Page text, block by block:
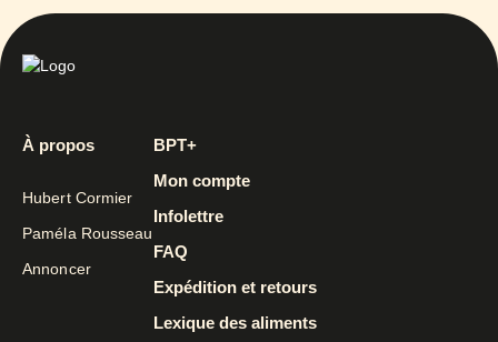
À propos
Hubert Cormier
Paméla Rousseau
Annoncer
BPT+
Mon compte
Infolettre
FAQ
Expédition et retours
Lexique des aliments